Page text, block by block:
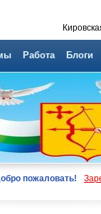
Работа Блоги
пожаловать!